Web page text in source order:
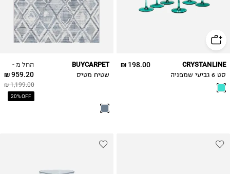
198.00 ₪ CRYSTANLINE
סט 6 גביעי שמפניה
החל מ -
959.20 ₪
1,199.00 ₪
20% OFF
BUYCARPET
שטיח מטיס